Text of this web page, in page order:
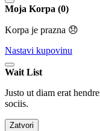
Moja Korpa (0)
Korpa je prazna 😞
Nastavi kupovinu
Wait List
Justo ut diam erat
sociis.
Zatvori